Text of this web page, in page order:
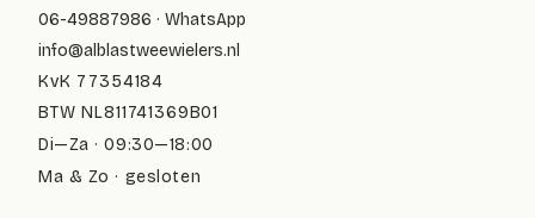
06-49887986 · WhatsApp
info@alblastweewielers.nl
KvK 77354184
BTW NL811741369B01
Di—Za · 09:30—18:00
Ma & Zo · gesloten